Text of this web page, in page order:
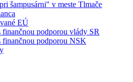
šampusárni" v meste Tlmače
EÚ
finančnou podporou vlády SR
finančnou podporou NSK